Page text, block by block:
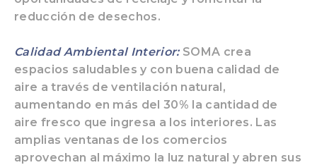
reducción de desechos.
Calidad Ambiental Interior: SOMA crea
espacios saludables y con buena calidad de
aire a través de ventilación natural,
aumentando en más del 30% la cantidad de
aire fresco que ingresa a los interiores. Las
amplias ventanas de los comercios
aprovechan al máximo la luz natural y abren sus